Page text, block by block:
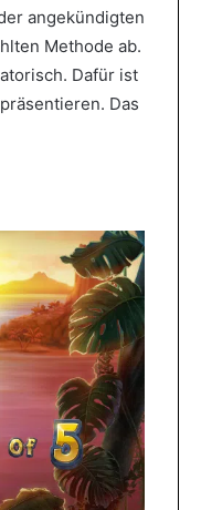
angekündigten
Methode ab.
Dafür ist
Das